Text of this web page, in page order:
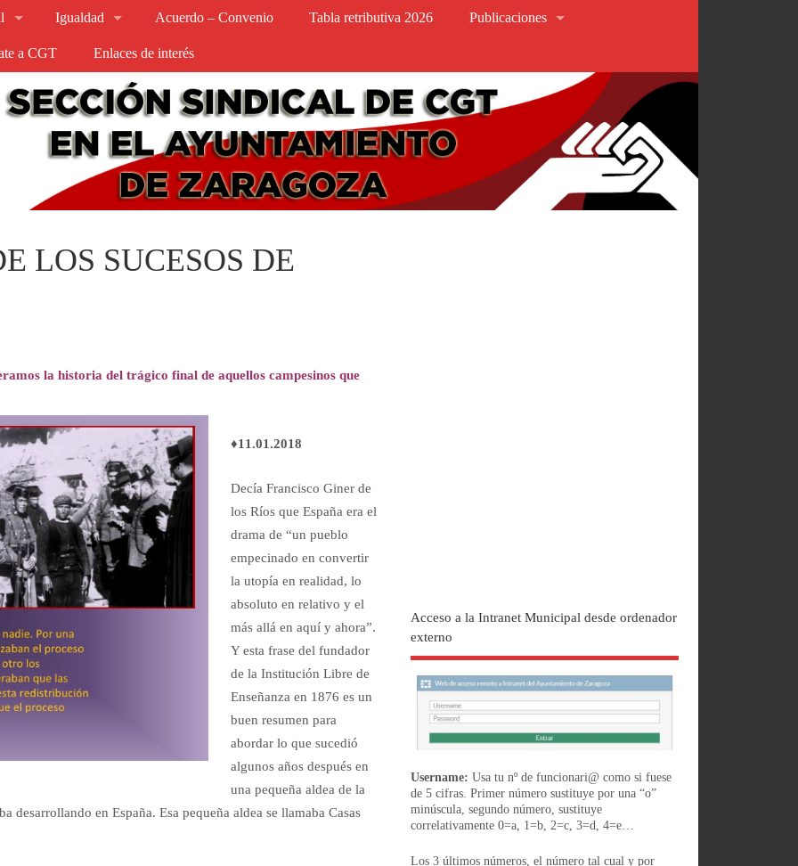
Igualdad Acuerdo – Convenio Tabla retributiva 2026 Publicaciones
a CGT Enlaces de interés
LOS SUCESOS DE
la historia del trágico final de aquellos campesinos que
♦11.01.2018
Decía Francisco Giner de
los Ríos que España era el
drama de “un pueblo
empecinado en convertir
la utopía en realidad, lo
absoluto en relativo y el
más allá en aquí y ahora”.
Y esta frase del fundador
de la Institución Libre de
Enseñanza en 1876 es un
buen resumen para
abordar lo que sucedió
algunos años después en
una pequeña aldea de la
desarrollando en España. Esa pequeña aldea se llamaba Casas
Acceso a la Intranet Municipal desde ordenador
externo
Username: Usa tu nº de funcionari@ como si fuese
de 5 cifras. Primer número sustituye por una “o”
minúscula, segundo número, sustituye
correlativamente 0=a, 1=b, 2=c, 3=d, 4=e…
Los 3 últimos números, el número tal cual y por